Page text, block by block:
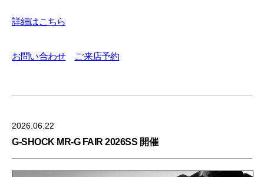
詳細はこちら
お問い合わせ ご来店予約
2026.06.22
G-SHOCK MR-G FAIR 2026SS 開催